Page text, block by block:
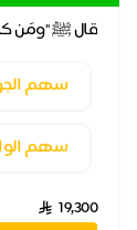
قال ﷺ "ومَن كانَ
سهم الجود
سهم
19,300